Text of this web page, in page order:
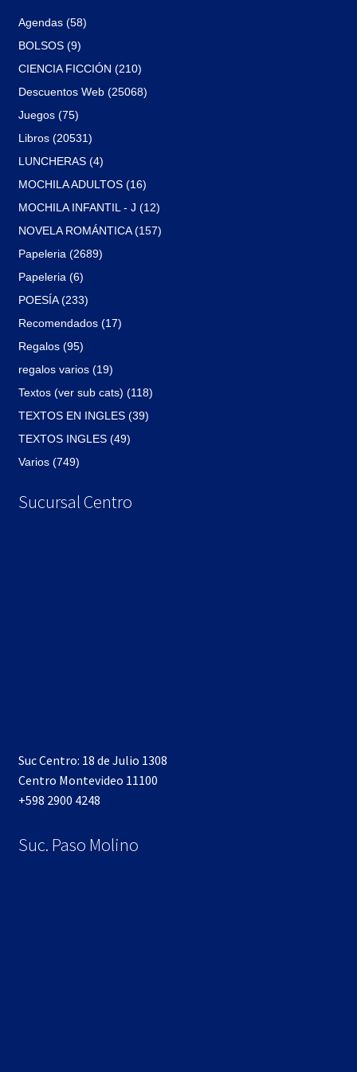
Agendas (58)
BOLSOS (9)
CIENCIA FICCIÓN (210)
Descuentos Web (25068)
Juegos (75)
Libros (20531)
LUNCHERAS (4)
MOCHILA ADULTOS (16)
MOCHILA INFANTIL - J (12)
NOVELA ROMÁNTICA (157)
Papeleria (2689)
Papeleria (6)
POESÍA (233)
Recomendados (17)
Regalos (95)
regalos varios (19)
Textos (ver sub cats) (118)
TEXTOS EN INGLES (39)
TEXTOS INGLES (49)
Varios (749)
Sucursal Centro
Suc Centro: 18 de Julio 1308
Centro Montevideo 11100
+598 2900 4248
Suc. Paso Molino